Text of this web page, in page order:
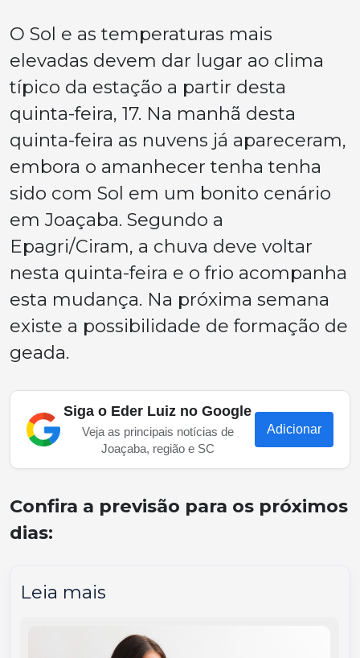
O Sol e as temperaturas mais
elevadas devem dar lugar ao clima
típico da estação a partir desta
quinta-feira, 17. Na manhã desta
quinta-feira as nuvens já apareceram,
embora o amanhecer tenha tenha
sido com Sol em um bonito cenário
em Joaçaba. Segundo a
Epagri/Ciram, a chuva deve voltar
nesta quinta-feira e o frio acompanha
esta mudança. Na próxima semana
existe a possibilidade de formação de
geada.
Siga o Eder Luiz no Google
Veja as principais notícias de
Joaçaba, região e SC
Adicionar
Confira a previsão para os próximos
dias:
Leia mais